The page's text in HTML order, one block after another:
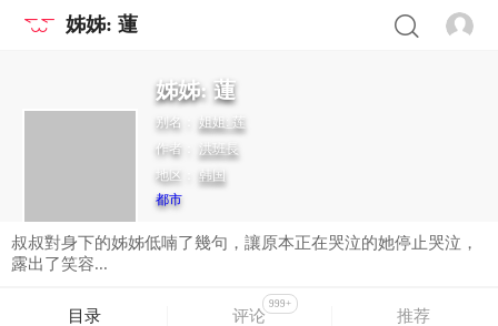
姊姊: 蓮
姊姊: 蓮
别名： 姐姐: 莲
作者： 洪班長
地区： 韩国
都市
叔叔對身下的姊姊低喃了幾句，讓原本正在哭泣的她停止哭泣，
露出了笑容...
目录 评论
999+
推荐